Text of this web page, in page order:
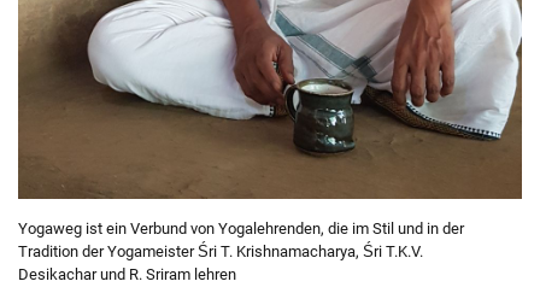
Yogaweg ist ein Verbund von Yogalehrenden, die im Stil und in der
Tradition der Yogameister Śri T. Krishnamacharya, Śri T.K.V.
Desikachar und R. Sriram lehren